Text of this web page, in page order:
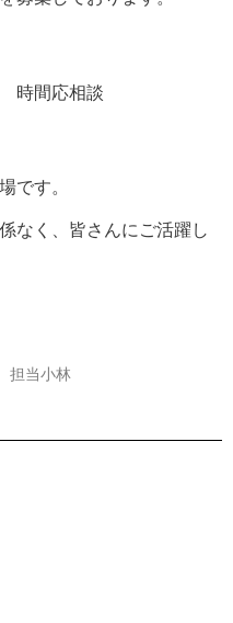
時間応相談
です。
なく、皆さんにご活躍し
担当小林